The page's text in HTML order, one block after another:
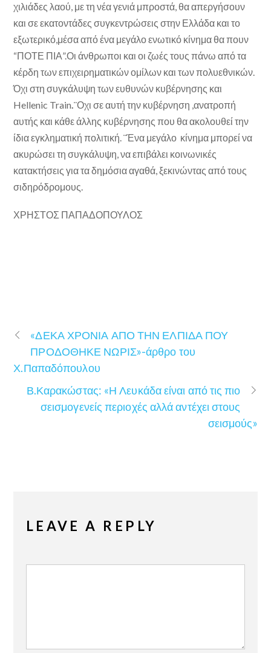
χιλιάδες λαού, με τη νέα γενιά μπροστά, θα απεργήσουν
και σε εκατοντάδες συγκεντρώσεις στην Ελλάδα και το
εξωτερικό,μέσα από ένα μεγάλο ενωτικό κίνημα θα πουν
“ΠΟΤΕ ΠΙΑ”.Οι άνθρωποι και οι ζωές τους πάνω από τα
κέρδη των επιχειρηματικών ομίλων και των πολυεθνικών.
Όχι στη συγκάλυψη των ευθυνών κυβέρνησης και
Hellenic Train.¨Οχι σε αυτή την κυβέρνηση ,ανατροπή
αυτής και κάθε άλλης κυβέρνησης που θα ακολουθεί την
ίδια εγκληματική πολιτική. ¨Ένα μεγάλο κίνημα μπορεί να
ακυρώσει τη συγκάλυψη, να επιβάλει κοινωνικές
κατακτήσεις για τα δημόσια αγαθά, ξεκινώντας από τους
σιδηρόδρομους.
ΧΡΗΣΤΟΣ ΠΑΠΑΔΟΠΟΥΛΟΣ
«ΔΕΚΑ ΧΡΟΝΙΑ ΑΠΟ ΤΗΝ ΕΛΠΙΔΑ ΠΟΥ
ΠΡΟΔΟΘΗΚΕ ΝΩΡΙΣ»-άρθρο του
Χ.Παπαδόπουλου
Β.Καρακώστας: «Η Λευκάδα είναι από τις πιο
σεισμογενείς περιοχές αλλά αντέχει στους
σεισμούς»
LEAVE A REPLY